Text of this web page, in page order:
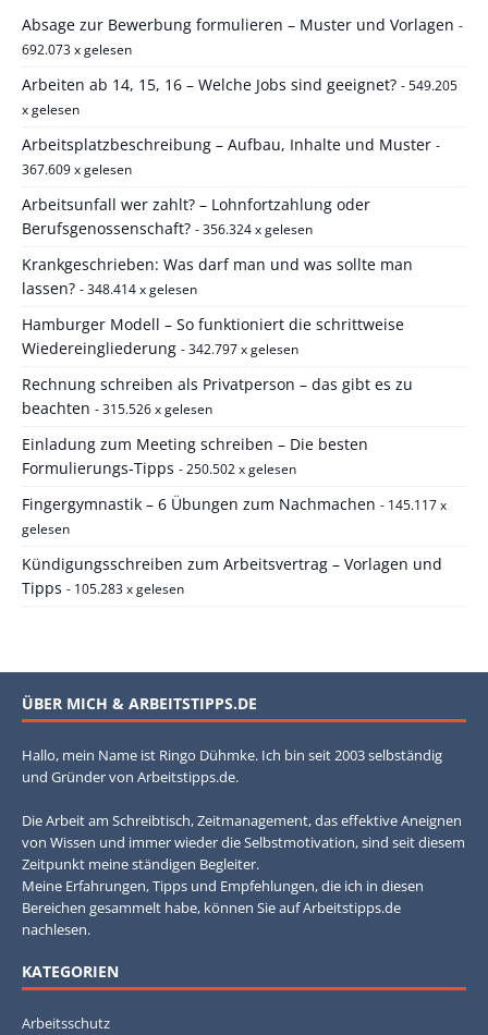
Absage zur Bewerbung formulieren – Muster und Vorlagen -
692.073 x gelesen
Arbeiten ab 14, 15, 16 – Welche Jobs sind geeignet? - 549.205
x gelesen
Arbeitsplatzbeschreibung – Aufbau, Inhalte und Muster -
367.609 x gelesen
Arbeitsunfall wer zahlt? – Lohnfortzahlung oder
Berufsgenossenschaft? - 356.324 x gelesen
Krankgeschrieben: Was darf man und was sollte man
lassen? - 348.414 x gelesen
Hamburger Modell – So funktioniert die schrittweise
Wiedereingliederung - 342.797 x gelesen
Rechnung schreiben als Privatperson – das gibt es zu
beachten - 315.526 x gelesen
Einladung zum Meeting schreiben – Die besten
Formulierungs-Tipps - 250.502 x gelesen
Fingergymnastik – 6 Übungen zum Nachmachen - 145.117 x
gelesen
Kündigungsschreiben zum Arbeitsvertrag – Vorlagen und
Tipps - 105.283 x gelesen
ÜBER MICH & ARBEITSTIPPS.DE
Hallo, mein Name ist Ringo Dühmke. Ich bin seit 2003 selbständig
und Gründer von Arbeitstipps.de.
Die Arbeit am Schreibtisch, Zeitmanagement, das effektive Aneignen
von Wissen und immer wieder die Selbstmotivation, sind seit diesem
Zeitpunkt meine ständigen Begleiter.
Meine Erfahrungen, Tipps und Empfehlungen, die ich in diesen
Bereichen gesammelt habe, können Sie auf Arbeitstipps.de
nachlesen.
KATEGORIEN
Arbeitsschutz